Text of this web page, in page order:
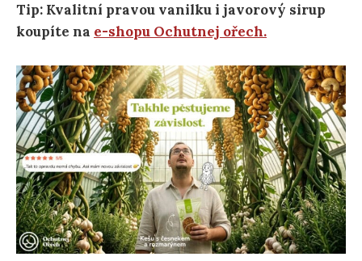
Tip: Kvalitní pravou vanilku i javorový sirup
koupíte na e-shopu Ochutnej ořech.